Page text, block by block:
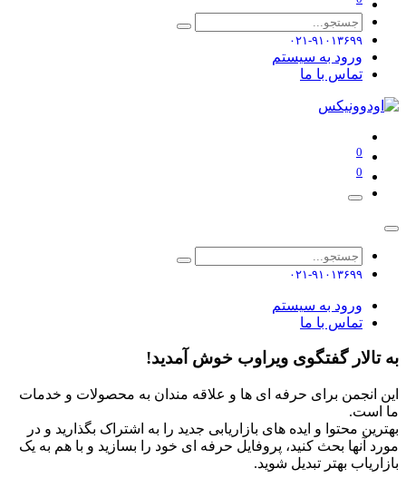
۰۲۱-۹۱۰۱۳۶۹۹
ورود به سیستم
تماس با ما
0
0
۰۲۱-۹۱۰۱۳۶۹۹
ورود به سیستم
تماس با ما
به تالار گفتگوی ویراوب خوش آمدید!
این انجمن برای حرفه ای ها و علاقه مندان به محصولات و خدمات
ما است.
بهترین محتوا و ایده های بازاریابی جدید را به اشتراک بگذارید و در
مورد آنها بحث کنید، پروفایل حرفه ای خود را بسازید و با هم به یک
بازاریاب بهتر تبدیل شوید.